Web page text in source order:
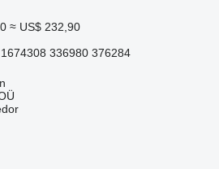
≈ US$ 232,90
336980 376284